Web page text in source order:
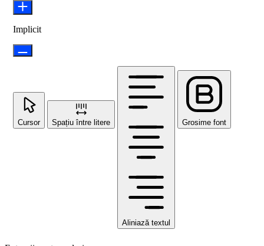
Implicit
Cursor Spațiu între litere
Aliniază textul
Grosime font